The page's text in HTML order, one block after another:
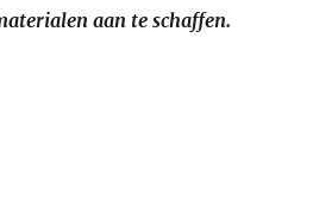
aan te schaffen.